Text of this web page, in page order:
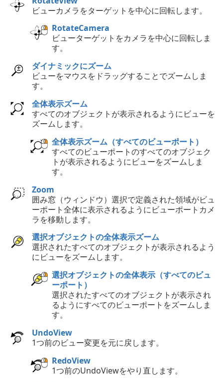
ビューカメラをターゲットを中心に回転します。
RotateCamera
ビューターゲットをカメラを中心に回転しま
す。
ダイナミックにズーム
ビューをマウスをドラッグすることでズームしま
す。
全体表示ズーム
すべてのオブジェクトが表示されるようにビューを
ズームします。
全体表示ズーム（すべてのビューポート）
すべてのビューポートのすべてのオブジェク
トが表示されるようにビューをズームしま
す。
Zoom
囲み窓（ウィンドウ）選択で定義された領域がビュ
ーポート全体に表示されるようにビューポートカメ
ラを移動します。
選択オブジェクトの全体表示ズーム
選択されたすべてのオブジェクトが表示されるよう
にビューをズームします。
選択オブジェクトの全体表示（すべてのビュ
ーポート）
選択されたすべてのオブジェクトが表示され
るようにすべてのビューポートをズームしま
す。
UndoView
1つ前のビュー変更を元に戻します。
RedoView
1つ前のUndoViewをやり直します。